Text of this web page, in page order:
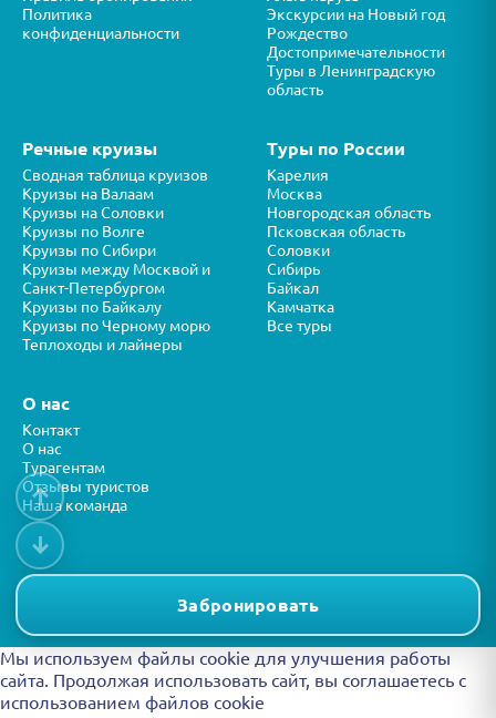
Забронировать
Политика
конфиденциальности
Экскурсии на Новый год
Рождество
Достопримечательности
Туры в Ленинградскую
область
Речные круизы
Сводная таблица круизов
Круизы на Валаам
Круизы на Соловки
Круизы по Волге
Круизы по Сибири
Круизы между Москвой и
Санкт-Петербургом
Круизы по Байкалу
Круизы по Черному морю
Теплоходы и лайнеры
Туры по России
Карелия
Москва
Новгородская область
Псковская область
Соловки
Сибирь
Байкал
Камчатка
Все туры
О нас
Контакт
О нас
Турагентам
Отзывы туристов
Наша команда
Представленная на сайте информация носит справочный характер и
не является публичной офертой.
↑
↓
Мы используем файлы cookie для улучшения работы
сайта. Продолжая использовать сайт, вы соглашаетесь с
использованием файлов cookie